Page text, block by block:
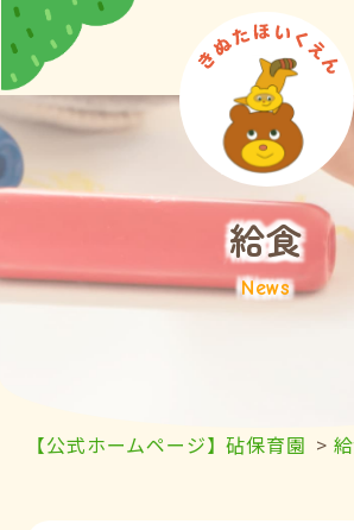
給食
News
【公式ホームページ】砧保育園 >